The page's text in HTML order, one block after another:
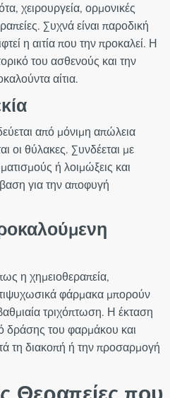
χειρουργεία, ορμονικές
Συχνά είναι παροδική
η αιτία που την προκαλεί. Η
του ασθενούς και την
αίτια.
από μόνιμη απώλεια
οι θύλακες. Συνδέεται με
ή λοιμώξεις και
για την αποφυγή
η χημειοθεραπεία,
φάρμακα μπορούν
τριχόπτωση. Η έκταση
δράσης του φαρμάκου και
τη διακοπή ή την προσαρμογή